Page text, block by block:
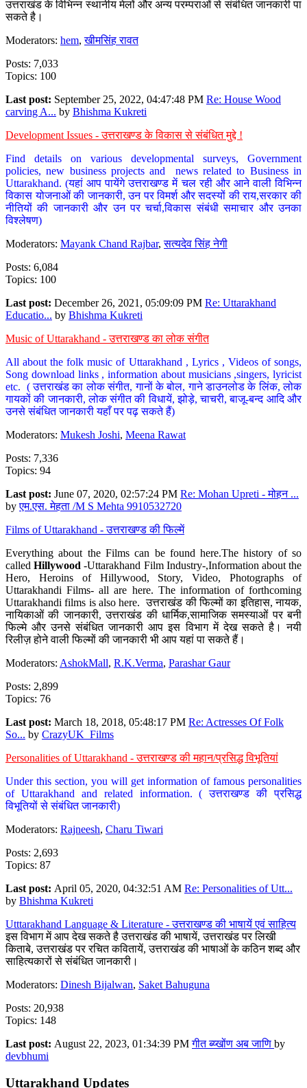
उत्तराखंड के विभिन्न स्थानीय मेलों और अन्य परम्पराओं से संबंधित जानकारी पा
सकते है।
Moderators: hem,खीमसिंह रावत
Posts: 7,033
Topics: 100
Last post: September 25, 2022, 04:47:48 PM Re: House Wood
carving A... by Bhishma Kukreti
Development Issues - उत्तराखण्ड के विकास से संबंधित मुद्दे !
Find details on various developmental surveys, Government
policies, new business projects and news related to Business in
Uttarakhand. (यहां आप पायेंगे उत्तराखण्ड में चल रही और आने वाली विभिन्न
विकास योजनाओं की जानकारी, उन पर विमर्श और सदस्यों की राय,सरकार की
नीतियों की जानकारी और उन पर चर्चा,विकास संबंधी समाचार और उनका
विश्लेषण)
Moderators: Mayank Chand Rajbar,सत्यदेव सिंह नेगी
Posts: 6,084
Topics: 100
Last post: December 26, 2021, 05:09:09 PM Re: Uttarakhand
Educatio... by Bhishma Kukreti
Music of Uttarakhand - उत्तराखण्ड का लोक संगीत
All about the folk music of Uttarakhand , Lyrics , Videos of songs,
Song download links , information about musicians ,singers, lyricist
etc. ( उत्तराखंड का लोक संगीत, गानों के बोल, गाने डाउनलोड के लिंक, लोक
गायकों की जानकारी, लोक संगीत की विधायें, झोड़े, चाचरी, बाजू-बन्द आदि और
उनसे संबंधित जानकारी यहाँ पर पढ़ सकते हैं)
Moderators: Mukesh Joshi, Meena Rawat
Posts: 7,336
Topics: 94
Last post: June 07, 2020, 02:57:24 PM Re: Mohan Upreti - मोहन ...
byएम.एस. मेहता /M S Mehta 9910532720
Films of Uttarakhand - उत्तराखण्ड की फिल्में
Everything about the Films can be found here.The history of so
calledHillywood-Uttarakhand Film Industry-,Information about the
Hero, Heroins of Hillywood, Story, Video, Photographs of
Uttarakhandi Films- all are here. The information of forthcoming
Uttarakhandi films is also here. उत्तराखंड की फिल्मों का इतिहास, नायक,
नायिकाओं की जानकारी, उत्तराखंड की धार्मिक,सामाजिक समस्याओं पर बनी
फिल्मे और उनसे संबंधित जानकारी आप इस विभाग में देख सकते है। नयी
रिलीज़ होने वाली फिल्मों की जानकारी भी आप यहां पा सकते हैं।
Moderators: AshokMall, R.K.Verma, Parashar Gaur
Posts: 2,899
Topics: 76
Last post: March 18, 2018, 05:48:17 PM Re: Actresses Of Folk
So... by CrazyUK_Films
Personalities of Uttarakhand - उत्तराखण्ड की महान/प्रसिद्ध विभूतियां
Under this section, you will get information of famous personalities
of Uttarakhand and related information. ( उत्तराखण्ड की प्रसिद्ध
विभूतियों से संबंधित जानकारी)
Moderators: Rajneesh, Charu Tiwari
Posts: 2,693
Topics: 87
Last post: April 05, 2020, 04:32:51 AM Re: Personalities of Utt...
by Bhishma Kukreti
Utttarakhand Language & Literature - उत्तराखण्ड की भाषायें एवं साहित्य
इस विभाग में आप देख सकते है उत्तराखंड की भाषायें, उत्तराखंड पर लिखी
किताबे, उत्तराखंड पर रचित कवितायें, उत्तराखंड की भाषाओं के कठिन शब्द और
साहित्यकारों से संबंधित जानकारी।
Moderators: Dinesh Bijalwan, Saket Bahuguna
Posts: 20,938
Topics: 148
Last post: August 22, 2023, 01:34:39 PMगीत ब्य्खोंण अब जाणि by
devbhumi
Uttarakhand Updates